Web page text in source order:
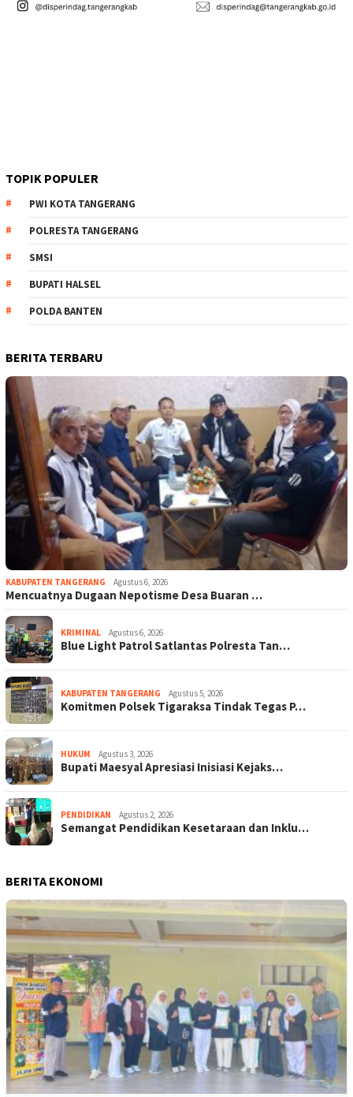
TOPIK POPULER
PWI KOTA TANGERANG
POLRESTA TANGERANG
SMSI
BUPATI HALSEL
POLDA BANTEN
BERITA TERBARU
KABUPATEN TANGERANG Agustus 6, 2026
Mencuatnya Dugaan Nepotisme Desa Buaran …
KRIMINAL Agustus 6, 2026
Blue Light Patrol Satlantas Polresta Tan…
KABUPATEN TANGERANG Agustus 5, 2026
Komitmen Polsek Tigaraksa Tindak Tegas P…
HUKUM Agustus 3, 2026
Bupati Maesyal Apresiasi Inisiasi Kejaks…
PENDIDIKAN Agustus 2, 2026
Semangat Pendidikan Kesetaraan dan Inklu…
BERITA EKONOMI